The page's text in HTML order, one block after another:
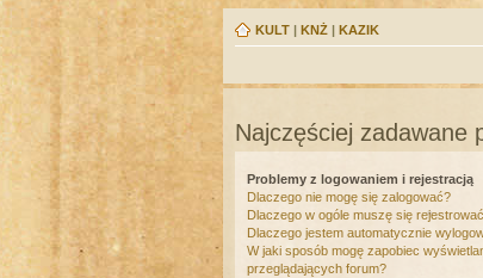
KULT | KNŻ | KAZIK
Najczęściej zadawane
Problemy z logowaniem i rejestracją
Dlaczego nie mogę się zalogować?
Dlaczego w ogóle muszę się
Dlaczego jestem automatycznie
W jaki sposób mogę zapobiec
przeglądających forum?